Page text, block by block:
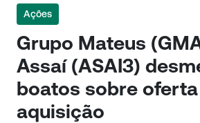
Ações
Grupo Mateus
Assaí (ASAI3)
boatos sobre
aquisição